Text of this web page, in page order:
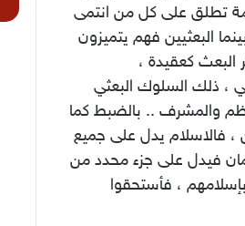
تطلق على كل من انتمى
البعثيين فهم يتميزون
كعقيدة ،
، ذلك السلوك البعثي
والمشرف .. بالضبط كما
، فالاسلام يدل على جميع
فيدل على جزء محدد من
، فأستحقوا